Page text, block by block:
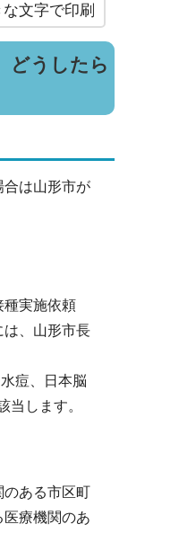
文字で印刷
どうしたら
合は山形市が
種実施依頼
は、山形市長
痘、日本脳
します。
のある市区町
療機関のあ